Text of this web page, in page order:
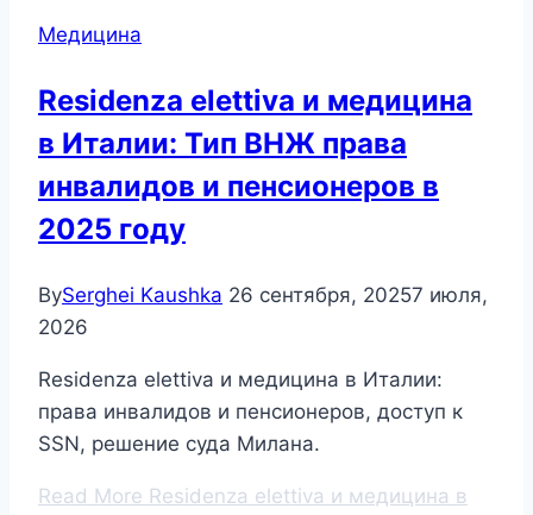
Медицина
Residenza elettiva и медицина
в Италии: Тип ВНЖ права
инвалидов и пенсионеров в
2025 году
BySerghei Kaushka 26 сентября, 20257 июля,
2026
Residenza elettiva и медицина в Италии:
права инвалидов и пенсионеров, доступ к
SSN, решение суда Милана.
Read More Residenza elettiva и медицина в